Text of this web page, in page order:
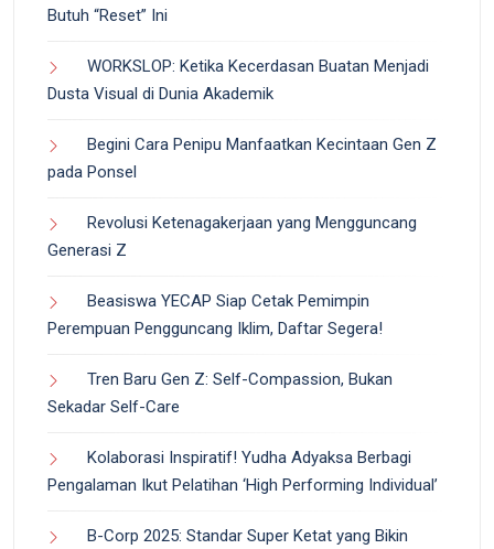
Butuh “Reset” Ini
WORKSLOP: Ketika Kecerdasan Buatan Menjadi
Dusta Visual di Dunia Akademik
Begini Cara Penipu Manfaatkan Kecintaan Gen Z
pada Ponsel
Revolusi Ketenagakerjaan yang Mengguncang
Generasi Z
Beasiswa YECAP Siap Cetak Pemimpin
Perempuan Pengguncang Iklim, Daftar Segera!
Tren Baru Gen Z: Self-Compassion, Bukan
Sekadar Self-Care
Kolaborasi Inspiratif! Yudha Adyaksa Berbagi
Pengalaman Ikut Pelatihan ‘High Performing Individual’
B-Corp 2025: Standar Super Ketat yang Bikin